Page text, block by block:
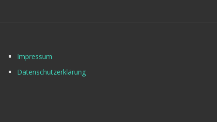
Impressum
Datenschutzerklärung